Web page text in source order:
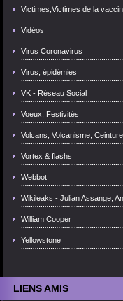
Victimes,Victimes de la
Vidéos
Virus Coronavirus
Virus, épidémies
VK - Réseau Social
Voeux, Festivités
Volcans, Volcanisme,
Vortex & flashs
Webbot
Wikileaks - Julian Assange,
William Cooper
Yellowstone
LIENS AMIS